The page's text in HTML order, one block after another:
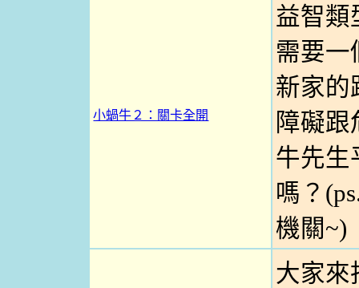
小蝸牛２：關卡全開
益智類
需要一
新家的
障礙
牛先生
嗎？
機關~)
大家來